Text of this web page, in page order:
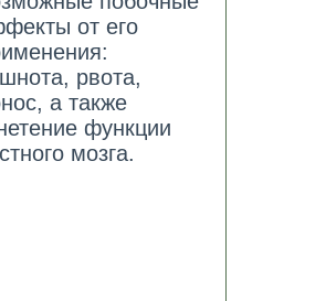
от его
рвота,
а также
функции
мозга.